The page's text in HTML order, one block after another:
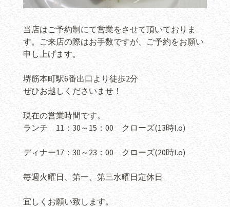
当店はご予約制にて営業をさせて頂いておりま
す。ご来店の際はお手数ですが、ご予約をお願い
申し上げます。
堺筋本町駅6番出口より徒歩2分
ぜひお越しくださいませ！
現在の営業時間です。
ランチ 11：30～15：00 クローズ(13時l.o)
ディナー17：30～23：00 クローズ(20時l.o)
毎週火曜日、第一、第三水曜日定休日
宜しくお願い致します。